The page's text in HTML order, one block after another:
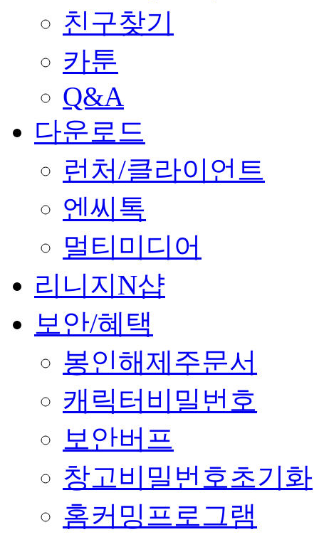
친구찾기
카툰
Q&A
다운로드
런처/클라이언트
엔씨톡
멀티미디어
리니지N샵
보안/혜택
봉인해제주문서
캐릭터비밀번호
보안버프
창고비밀번호초기화
홈커밍프로그램